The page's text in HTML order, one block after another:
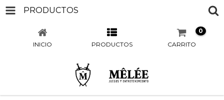
PRODUCTOS
INICIO PRODUCTOS CARRITO
0